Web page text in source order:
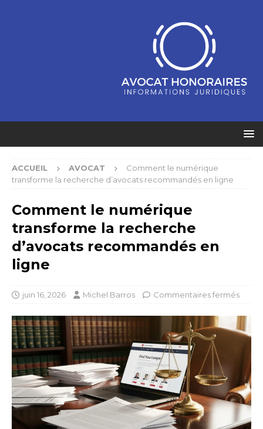
ACCUEIL AVOCAT
Comment le numérique
transforme la recherche d’avocats recommandés en ligne
Comment le numérique
transforme la recherche
d’avocats recommandés en
ligne
juin 16, 2026 Michel Barros Commentaires fermés